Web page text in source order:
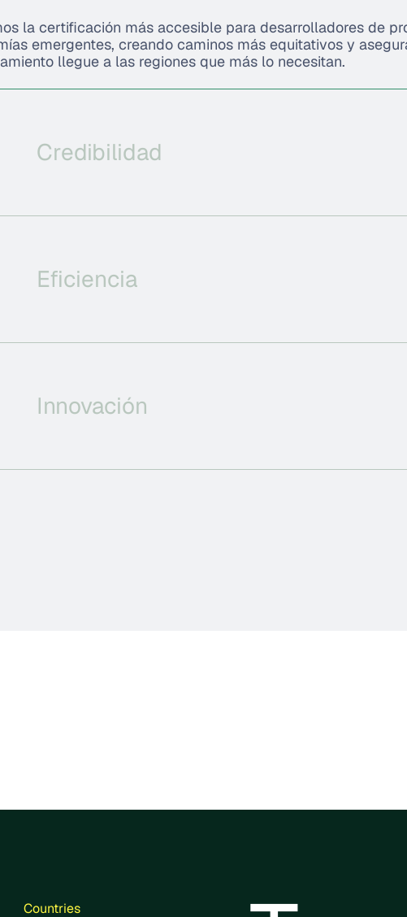
la certificación más accesible para desarrolladores de
emergentes, creando caminos más equitativos y
llegue a las regiones que más lo necesitan.
Credibilidad
Eficiencia
Innovación
Countries